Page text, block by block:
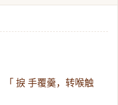
「 捩 手覆羹，转喉触